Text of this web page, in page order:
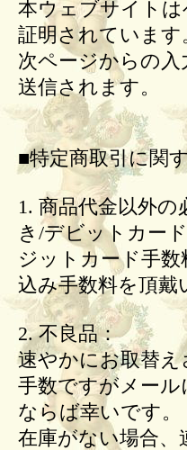
本ウェブサイト
証明されています
次ページからの入
送信されます。
■特定商取引に関
1. 商品代金以外の
き/デビットカー
ジットカード手数
込み手数料を頂戴
2. 不良品：
速やかにお取替
手数ですがメー
ならば幸いです。
在庫がない場合、